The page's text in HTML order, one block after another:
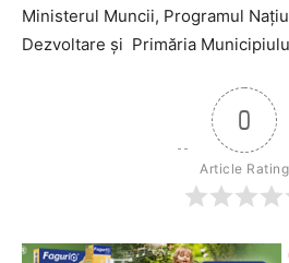
Ministerul Muncii, Programul
Dezvoltare şi Primăria
0
Article Rating